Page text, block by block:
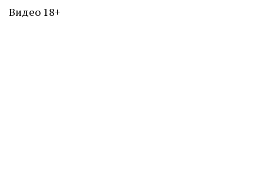
Видео 18+